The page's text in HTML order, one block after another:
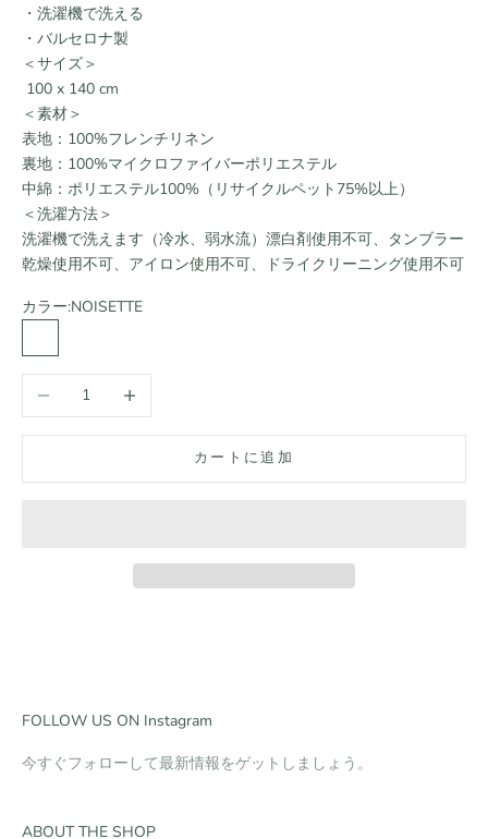
・洗濯機で洗える
・バルセロナ製
＜サイズ＞
100 x 140 cm
＜素材＞
表地：100%フレンチリネン
裏地：100%マイクロファイバーポリエステル
中綿：ポリエステル100%（リサイクルペット75%以上）
＜洗濯方法＞
洗濯機で洗えます（冷水、弱水流）漂白剤使用不可、タンブラー
乾燥使用不可、アイロン使用不可、ドライクリーニング使用不可
カラー:NOISETTE
数量を減らす
数量を増やす
カートに追加
FOLLOW US ON Instagram
今すぐフォローして最新情報をゲットしましょう。
ABOUT THE SHOP